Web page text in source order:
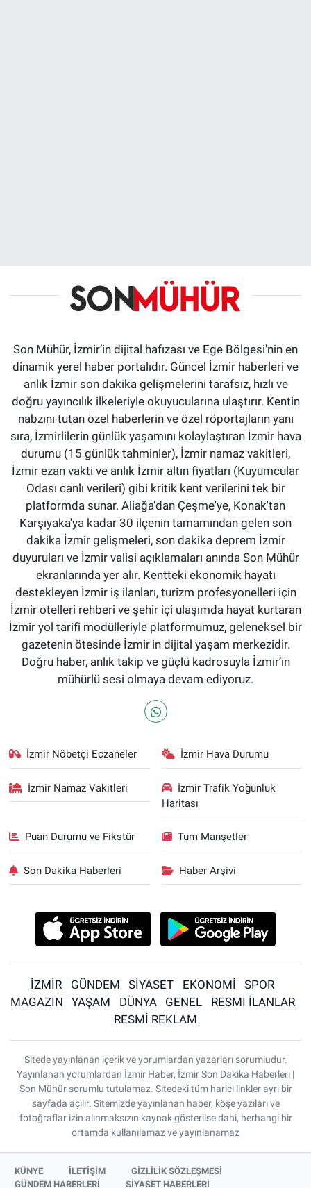
Son Mühür, İzmir’in dijital hafızası ve Ege Bölgesi'nin en
dinamik yerel haber portalıdır. Güncel İzmir haberleri ve
anlık İzmir son dakika gelişmelerini tarafsız, hızlı ve
doğru yayıncılık ilkeleriyle okuyucularına ulaştırır. Kentin
nabzını tutan özel haberlerin ve özel röportajların yanı
sıra, İzmirlilerin günlük yaşamını kolaylaştıran İzmir hava
durumu (15 günlük tahminler), İzmir namaz vakitleri,
İzmir ezan vakti ve anlık İzmir altın fiyatları (Kuyumcular
Odası canlı verileri) gibi kritik kent verilerini tek bir
platformda sunar. Aliağa'dan Çeşme'ye, Konak'tan
Karşıyaka'ya kadar 30 ilçenin tamamından gelen son
dakika İzmir gelişmeleri, son dakika deprem İzmir
duyuruları ve İzmir valisi açıklamaları anında Son Mühür
ekranlarında yer alır. Kentteki ekonomik hayatı
destekleyen İzmir iş ilanları, turizm profesyonelleri için
İzmir otelleri rehberi ve şehir içi ulaşımda hayat kurtaran
İzmir yol tarifi modülleriyle platformumuz, geleneksel bir
gazetenin ötesinde İzmir'in dijital yaşam merkezidir.
Doğru haber, anlık takip ve güçlü kadrosuyla İzmir’in
mühürlü sesi olmaya devam ediyoruz.
İzmir Nöbetçi Eczaneler İzmir Hava Durumu
İzmir Namaz Vakitleri
İzmir Trafik Yoğunluk
Haritası
Puan Durumu ve Fikstür Tüm Manşetler
Son Dakika Haberleri Haber Arşivi
İZMİR GÜNDEM SİYASET EKONOMİ
SPOR
MAGAZİN
YAŞAM DÜNYA GENEL
RESMİ İLANLAR
RESMİ REKLAM
Sitede yayınlanan içerik ve yorumlardan yazarları sorumludur.
Yayınlanan yorumlardan İzmir Haber, İzmir Son Dakika Haberleri |
Son Mühür sorumlu tutulamaz. Sitedeki tüm harici linkler ayrı bir
sayfada açılır. Sitemizde yayınlanan haber, köşe yazıları ve
fotoğraflar izin alınmaksızın kaynak gösterilse dahi, herhangi bir
ortamda kullanılamaz ve yayınlanamaz
KÜNYE İLETİŞİM
GİZLİLİK SÖZLEŞMESİ
GÜNDEM HABERLERİ
SİYASET HABERLERİ